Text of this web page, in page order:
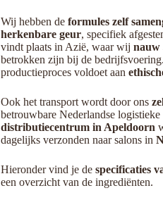
Wij hebben de formules zelf
herkenbare geur, specifiek
vindt plaats in Azië, waar wij nauw
betrokken zijn bij de
productieproces voldoet aan
Ook het transport wordt door ons
betrouwbare Nederlandse
distributiecentrum in Apeldoorn
dagelijks verzonden naar salons in
Hieronder vind je de specificaties
een overzicht van de ingrediënten.